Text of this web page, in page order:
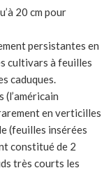
20 cm pour
persistantes en
cultivars à feuilles
caduques.
en verticilles
(feuilles insérées
constitué de 2
très courts les